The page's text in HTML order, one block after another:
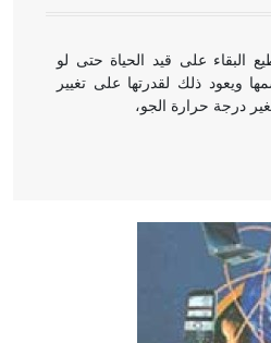
البقاء على قيد الحياة حتى لو
ويعود ذلك لقدرتها على تغيير
درجة حرارة الجو،
في الطب أربعة مؤلفات هي:
ورسالته في جروح الرأس.
من الدين والفلسفة.